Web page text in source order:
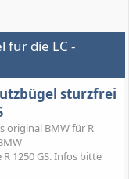
für die LC -
sturzfrei
original BMW für R
1250 GS. Infos bitte